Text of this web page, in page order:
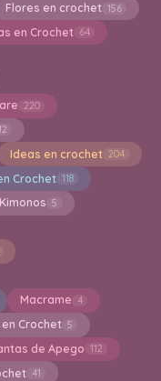
Flores en crochet 156
en Crochet 64
220
Ideas en crochet 204
Crochet 118
Kimonos 5
Macrame 4
Crochet 5
de Apego 112
41